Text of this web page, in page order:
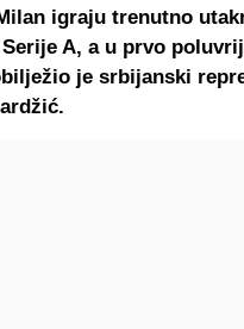
igraju trenutno
A, a u prvo
je srbijanski